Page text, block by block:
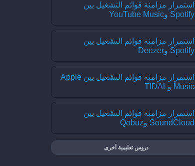
استمرار مزامنة قوائم التشغيل بين
Spotify وYouTube Music
استمرار مزامنة قوائم التشغيل بين
Spotify وDeezer
استمرار مزامنة قوائم التشغيل بين Apple
Music وTIDAL
استمرار مزامنة قوائم التشغيل بين
SoundCloud وQobuz
دروس تعليمية أخرى